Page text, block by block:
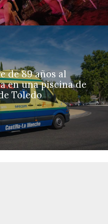
de 89 años al
en una piscina de
Toledo